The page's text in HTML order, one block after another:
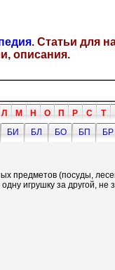
. Статьи для
описания.
Л М Н О П Р С Т
БИ БЛ БО БП
БР
предметов (посуды,
игрушку за другой,